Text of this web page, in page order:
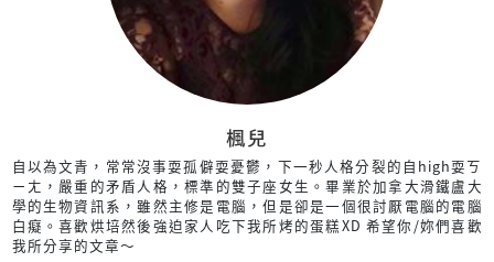
楓兒
自以為文青，常常沒事耍孤僻耍憂鬱，下一秒人格分裂的自high耍ㄎ
ㄧㄤ，嚴重的矛盾人格，標準的雙子座女生。畢業於加拿大滑鐵盧大
學的生物資訊系，雖然主修是電腦，但是卻是一個很討厭電腦的電腦
白癡。喜歡烘培然後強迫家人吃下我所烤的蛋糕XD 希望你/妳們喜歡
我所分享的文章～